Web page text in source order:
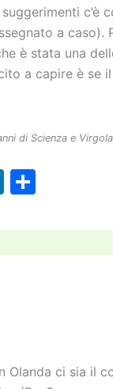
c’è
a caso).
è stata una
a capire è se
di Scienza e Virgola
Li
k
e
n
di
Olanda ci sia il